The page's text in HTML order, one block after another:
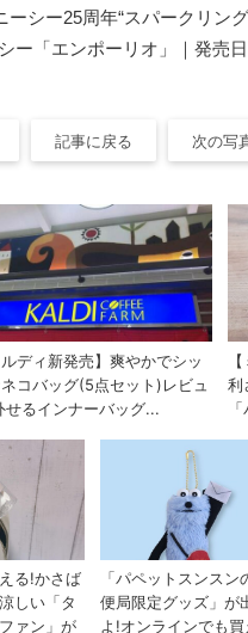
ーシー25周年“スパークリン
ー「エンポーリオ」｜発売日
記事に戻る 次の写